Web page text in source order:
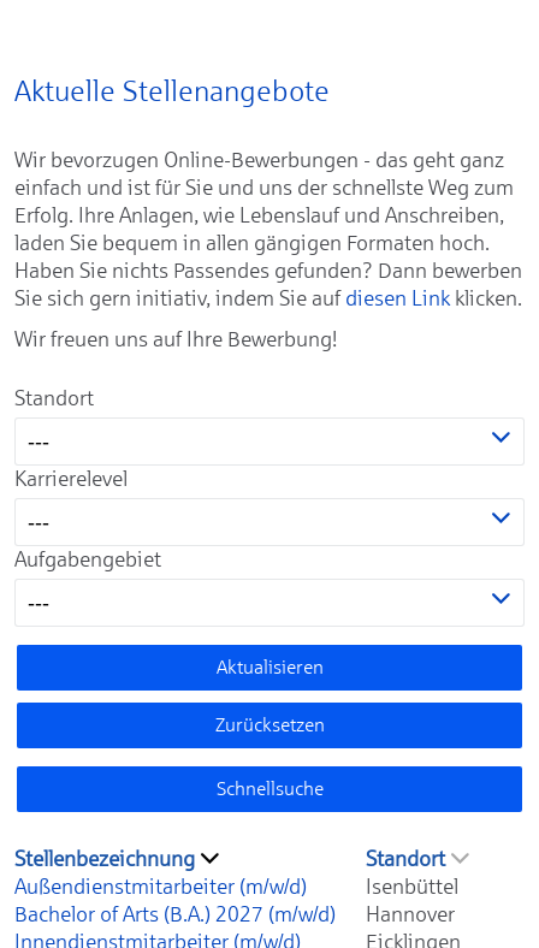
Aktuelle Stellenangebote
Wir bevorzugen Online-Bewerbungen - das geht ganz
einfach und ist für Sie und uns der schnellste Weg zum
Erfolg. Ihre Anlagen, wie Lebenslauf und Anschreiben,
laden Sie bequem in allen gängigen Formaten hoch.
Haben Sie nichts Passendes gefunden? Dann bewerben
Sie sich gern initiativ, indem Sie auf diesen Linkklicken.
Wir freuen uns auf Ihre Bewerbung!
Standort
---
Karrierelevel
---
Aufgabengebiet
---
Aktualisieren
Zurücksetzen
Schnellsuche
Stellenbezeichnung
Standort
Außendienstmitarbeiter (m/w/d)
Isenbüttel
Bachelor of Arts (B.A.) 2027 (m/w/d)
Hannover
Innendienstmitarbeiter (m/w/d)
Eicklingen